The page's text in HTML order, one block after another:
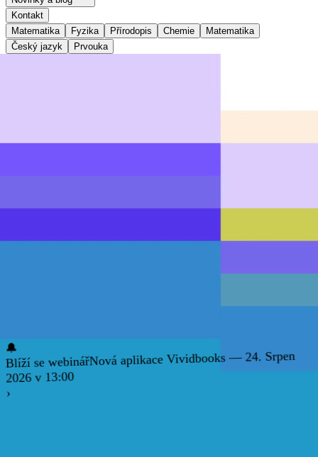
Kontakt
Matematika
Fyzika Přírodopis Chemie
Matematika
Český jazyk
Prvouka
🔔
Blíží se webinářNová aplikace Vividbooks — 24. Srpen
2026 v 13:00
›